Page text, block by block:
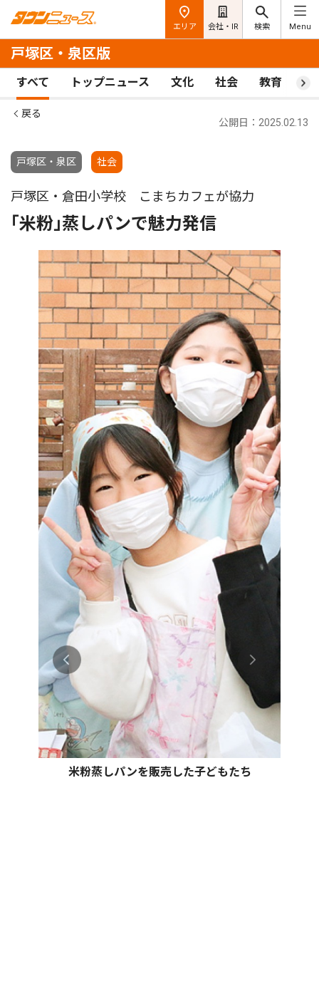
エリア 会社・IR 検索 Menu
戸塚区・泉区版
すべて トップニュース 文化 社会 教育 ス
戻る
戸塚区・泉区 社会
公開日：2025.02.13
戸塚区・倉田小学校 こまちカフェが協力
｢米粉｣蒸しパンで魅力発信
米粉蒸しパンを販売した子どもたち